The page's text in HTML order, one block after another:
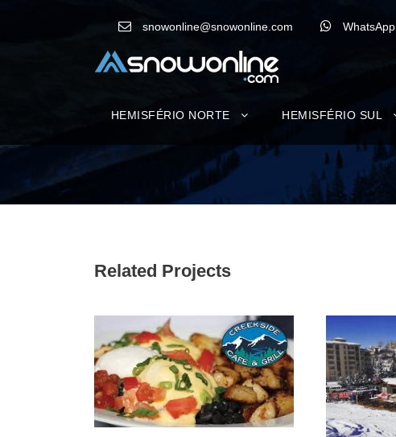
snowonline@snowonline.com WhatsApp
HEMISFÉRIO NORTE HEMISFÉRIO SUL
Related Projects
CREEKSIDE CAFÉ